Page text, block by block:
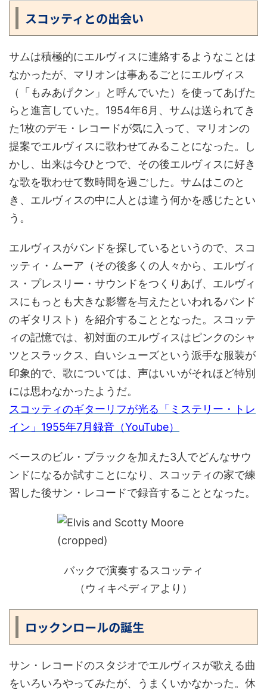
スコッティとの出会い
サムは積極的にエルヴィスに連絡するようなことは
なかったが、マリオンは事あるごとにエルヴィス
（「もみあげクン」と呼んでいた）を使ってあげた
らと進言していた。1954年6月、サムは送られてき
た1枚のデモ・レコードが気に入って、マリオンの
提案でエルヴィスに歌わせてみることになった。し
かし、出来は今ひとつで、その後エルヴィスに好き
な歌を歌わせて数時間を過ごした。サムはこのと
き、エルヴィスの中に人とは違う何かを感じたとい
う。
エルヴィスがバンドを探しているというので、スコ
ッティ・ムーア（その後多くの人々から、エルヴィ
ス・プレスリー・サウンドをつくりあげ、エルヴィ
スにもっとも大きな影響を与えたといわれるバンド
のギタリスト）を紹介することとなった。スコッテ
ィの記憶では、初対面のエルヴィスはピンクのシャ
ツとスラックス、白いシューズという派手な服装が
印象的で、歌については、声はいいがそれほど特別
には思わなかったようだ。
スコッティのギターリフが光る「ミステリー・トレ
イン」1955年7月録音（YouTube）
ベースのビル・ブラックを加えた3人でどんなサウ
ンドになるか試すことになり、スコッティの家で練
習した後サン・レコードで録音することとなった。
バックで演奏するスコッティ
（ウィキペディアより）
ロックンロールの誕生
サン・レコードのスタジオでエルヴィスが歌える曲
をいろいろやってみたが、うまくいかなかった。休